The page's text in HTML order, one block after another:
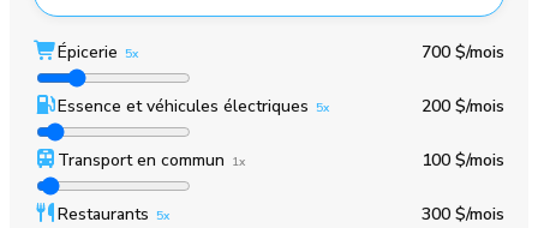
Épicerie 5x 700 $/mois
Essence et véhicules électriques 5x 200 $/mois
Transport en commun 1x 100 $/mois
Restaurants 5x 300 $/mois